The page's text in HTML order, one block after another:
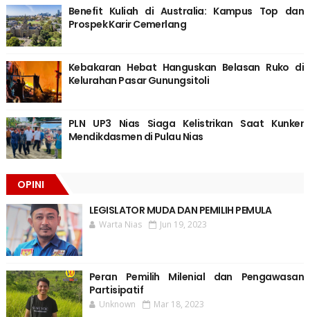
Benefit Kuliah di Australia: Kampus Top dan
Prospek Karir Cemerlang
Kebakaran Hebat Hanguskan Belasan Ruko di
Kelurahan Pasar Gunungsitoli
PLN UP3 Nias Siaga Kelistrikan Saat Kunker
Mendikdasmen di Pulau Nias
OPINI
LEGISLATOR MUDA DAN PEMILIH PEMULA
Warta Nias Jun 19, 2023
Peran Pemilih Milenial dan Pengawasan
Partisipatif
Unknown Mar 18, 2023